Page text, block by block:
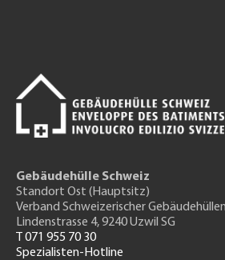
Gebäudehülle Schweiz
Standort Ost (Hauptsitz)
Verband Schweizerischer
Lindenstrasse 4, 9240 Uzwil SG
T 071 955 70 30
Spezialisten-Hotline